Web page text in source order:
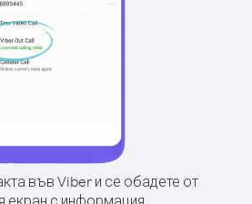
във Viber и се обадете от
екран с информация